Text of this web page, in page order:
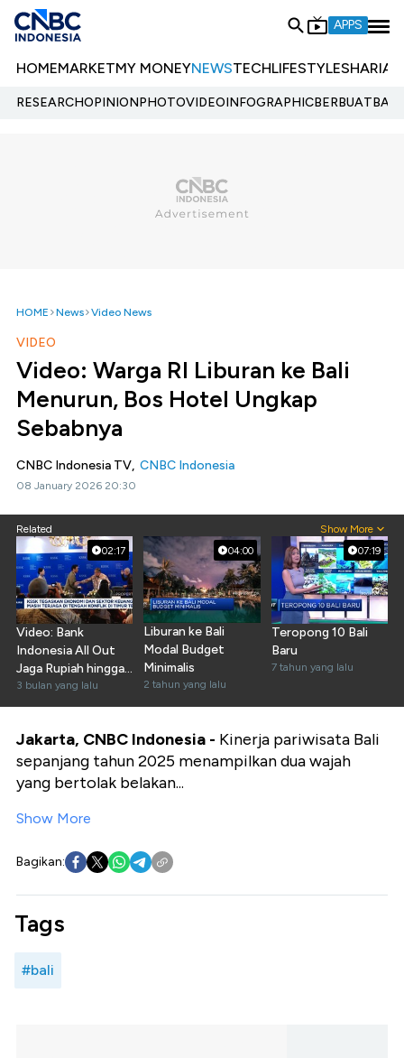
APPS
HOMEMARKETMY MONEYNEWSTECHLIFESTYLESHARIA
RESEARCHOPINIONPHOTOVIDEOINFOGRAPHIC
HOME News Video News
VIDEO
Video: Warga RI Liburan ke Bali
Menurun, Bos Hotel Ungkap
Sebabnya
CNBC Indonesia TV, CNBC Indonesia
08 January 2026 20:30
Related Show More
02:17
Video: Bank
Indonesia All Out
Jaga Rupiah hingga
Hong Kong-New
York
3 bulan yang lalu
04:00
Liburan ke Bali
Modal Budget
Minimalis
2 tahun yang lalu
07:19
Teropong 10 Bali
Baru
7 tahun yang lalu
Jakarta, CNBC Indonesia - Kinerja pariwisata Bali
sepanjang tahun 2025 menampilkan dua wajah
yang bertolak belakan...
Show More
Bagikan:
Tags
#bali